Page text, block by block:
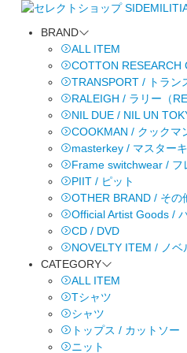
BRAND
ALL ITEM
COTTON RESEARCH
TRANSPORT / トラン
RALEIGH / ラリー（
NIL DUE / NIL UN
COOKMAN / クックマ
masterkey / マスター
Frame switchwear / フ
PIIT / ピット
OTHER BRAND / その
Official Artist Goods /
CD / DVD
NOVELTY ITEM / ノ
CATEGORY
ALL ITEM
Tシャツ
シャツ
トップス / カットソー
ニット